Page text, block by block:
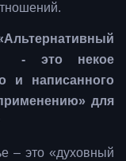
- это некое
и написанного
для
– это «духовный